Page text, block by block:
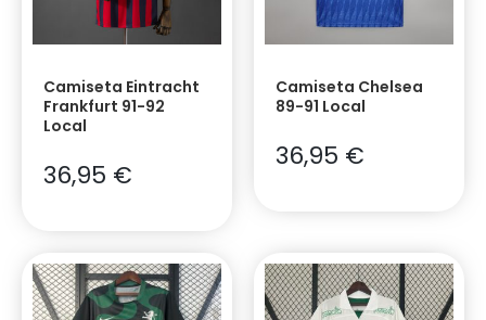
Camiseta Eintracht
Frankfurt 91-92
Local
36,95 €
Camiseta Chelsea
89-91 Local
36,95 €